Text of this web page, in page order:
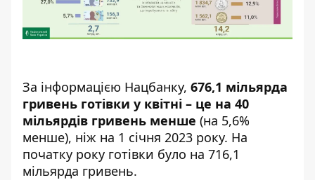
За інформацією Нацбанку, 676,1 мільярда
гривень готівки у квітні – це на 40
мільярдів гривень менше (на 5,6%
менше), ніж на 1 січня 2023 року. На
початку року готівки було на 716,1
мільярда гривень.